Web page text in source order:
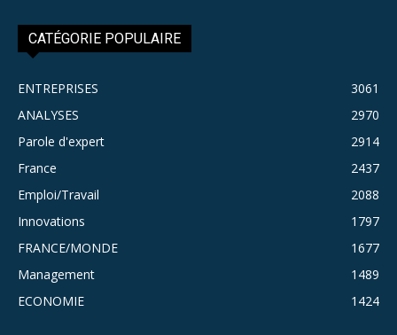
CATÉGORIE POPULAIRE
ENTREPRISES
3061
ANALYSES
2970
Parole d'expert
2914
France
2437
Emploi/Travail
2088
Innovations
1797
FRANCE/MONDE
1677
Management
1489
ECONOMIE
1424